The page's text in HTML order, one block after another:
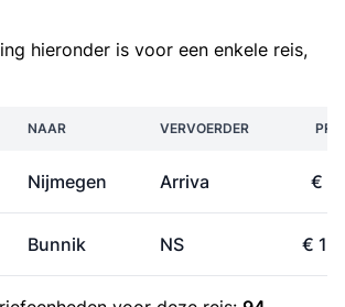
hieronder is voor een enkele reis,
NAAR VERVOERDER
Nijmegen Arriva €
Bunnik NS €